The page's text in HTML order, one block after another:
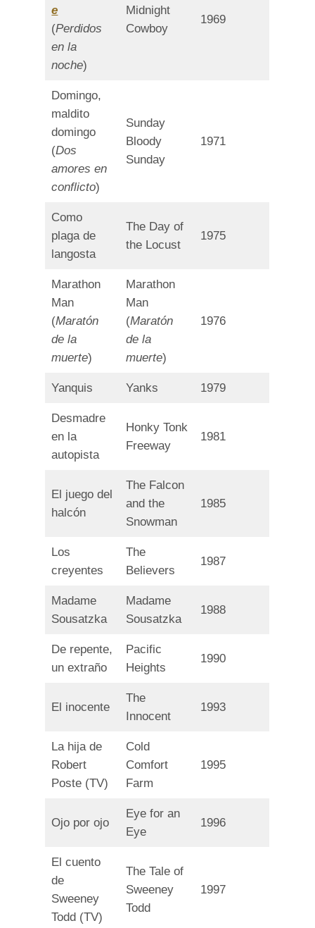
e
(Perdidos
en la
noche)
Midnight
Cowboy
1969
Domingo,
maldito
domingo
(Dos
amores en
conflicto)
Sunday
Bloody
Sunday
1971
Como
plaga de
langosta
The Day of
the Locust
1975
Marathon
Man
(Maratón
de la
muerte)
Marathon
Man
(Maratón
de la
muerte)
1976
Yanquis Yanks 1979
Desmadre
en la
autopista
Honky Tonk
Freeway
1981
El juego del
halcón
The Falcon
and the
Snowman
1985
Los
creyentes
The
Believers
1987
Madame
Sousatzka
Madame
Sousatzka
1988
De repente,
un extraño
Pacific
Heights
1990
El inocente
The
Innocent
1993
La hija de
Robert
Poste (TV)
Cold
Comfort
Farm
1995
Ojo por ojo
Eye for an
Eye
1996
El cuento
de
Sweeney
Todd (TV)
The Tale of
Sweeney
Todd
1997